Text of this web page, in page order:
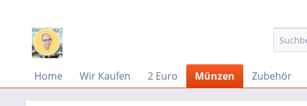
Home Wir Kaufen 2 Euro Münzen Zubehör